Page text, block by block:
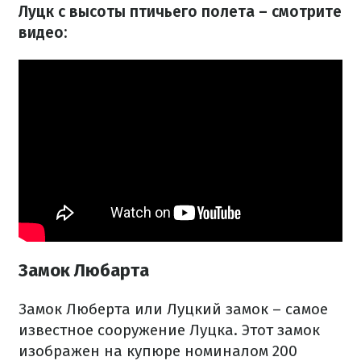
Луцк с высоты птичьего полета – смотрите
видео:
Замок Любарта
Замок Люберта или Луцкий замок – самое
известное сооружение Луцка. Этот замок
изображен на купюре номиналом 200